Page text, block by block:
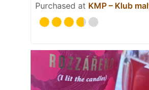
Purchased at KMP – Klub